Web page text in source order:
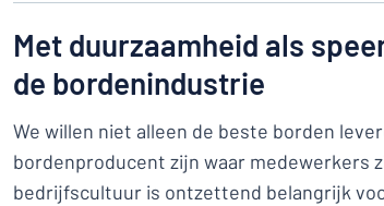
Met duurzaamheid als
de bordenindustrie
We willen niet alleen de beste borden
bordenproducent zijn waar medewerkers
bedrijfscultuur is ontzettend belangrijk